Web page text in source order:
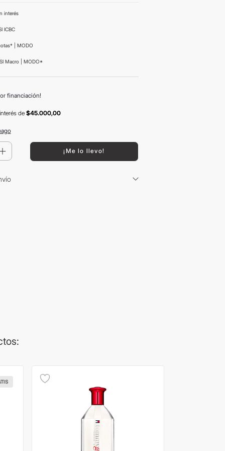
interés
ICBC
| MODO
Macro | MODO*
financiación!
de $45.000,00
¡Me lo llevo!